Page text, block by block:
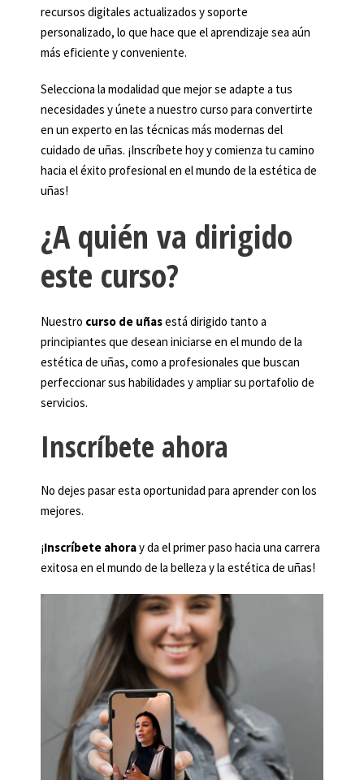
recursos digitales actualizados y soporte
personalizado, lo que hace que el aprendizaje sea aún
más eficiente y conveniente.
Selecciona la modalidad que mejor se adapte a tus
necesidades y únete a nuestro curso para convertirte
en un experto en las técnicas más modernas del
cuidado de uñas. ¡Inscríbete hoy y comienza tu camino
hacia el éxito profesional en el mundo de la estética de
uñas!
¿A quién va dirigido
este curso?
Nuestro curso de uñasestá dirigido tanto a
principiantes que desean iniciarse en el mundo de la
estética de uñas, como a profesionales que buscan
perfeccionar sus habilidades y ampliar su portafolio de
servicios.
Inscríbete ahora
No dejes pasar esta oportunidad para aprender con los
mejores.
¡Inscríbete ahoray da el primer paso hacia una carrera
exitosa en el mundo de la belleza y la estética de uñas!